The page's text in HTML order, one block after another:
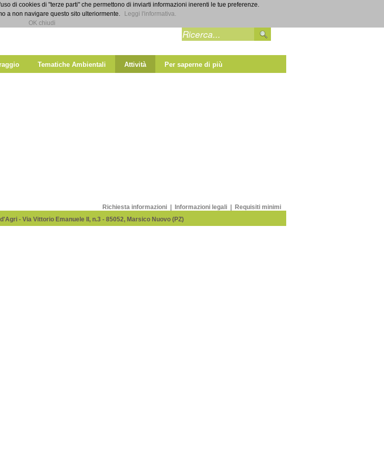
Tematiche Ambientali Attività Per saperne di più
Richiesta informazioni Informazioni legali
Requisiti minimi
- Via Vittorio Emanuele II, n.3 - 85052, Marsico Nuovo (PZ)
di cookies di "terze parti" che permettono di inviarti informazioni inerenti le tue preferenze.
a non navigare questo sito ulteriormente.
Leggi l'informativa.
OK chiudi